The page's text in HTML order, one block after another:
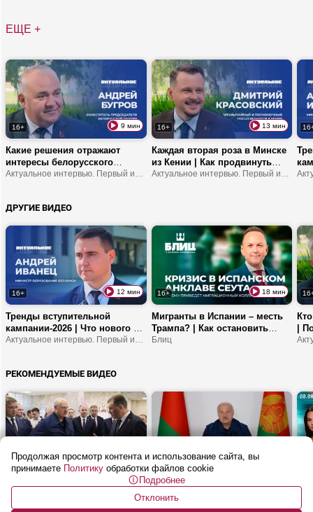
ЕЩЕ +
16+ 9 мин
Какие решения отражают
интересы белорусского
народа? | Что устанавливает
ответственность делегатов
16+ 13 мин
Каждая вторая роза в Минске
из Кении | Как продвинуть
туда молочку? | В Африке
ДРУГИЕ ВИДЕО
16+ 12 мин
Тренды вступительной
кампании-2026 | Что нового в
образовании? | Как
16+ 18 мин
Мигранты в Испании – месть
Трампа? | Как остановить
миграционный кризис в
Блиц
|
РЕКОМЕНДУЕМЫЕ ВИДЕО
16+ 1 ч 38 мин
Лукашенко: Готовься! Будет
тебе задача! | Беспилотники,
бинокли и Алжир
Неделя Президента
16+
Лукашенко: Прекратите
БАЛОВАТЬСЯ! | Совещание по
Продолжая просмотр контента и использование сайта, вы
принимаете Политику обработки файлов cookie
Подробнее
Отклонить